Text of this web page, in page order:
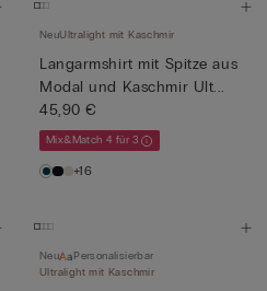
NeuUltralight mit Kaschmir
Langarmshirt mit Spitze aus
Modal und Kaschmir Ult...
45,90 €
Mix&Match 4 für 3
+16
Neu
Personalisierbar
Ultralight mit Kaschmir